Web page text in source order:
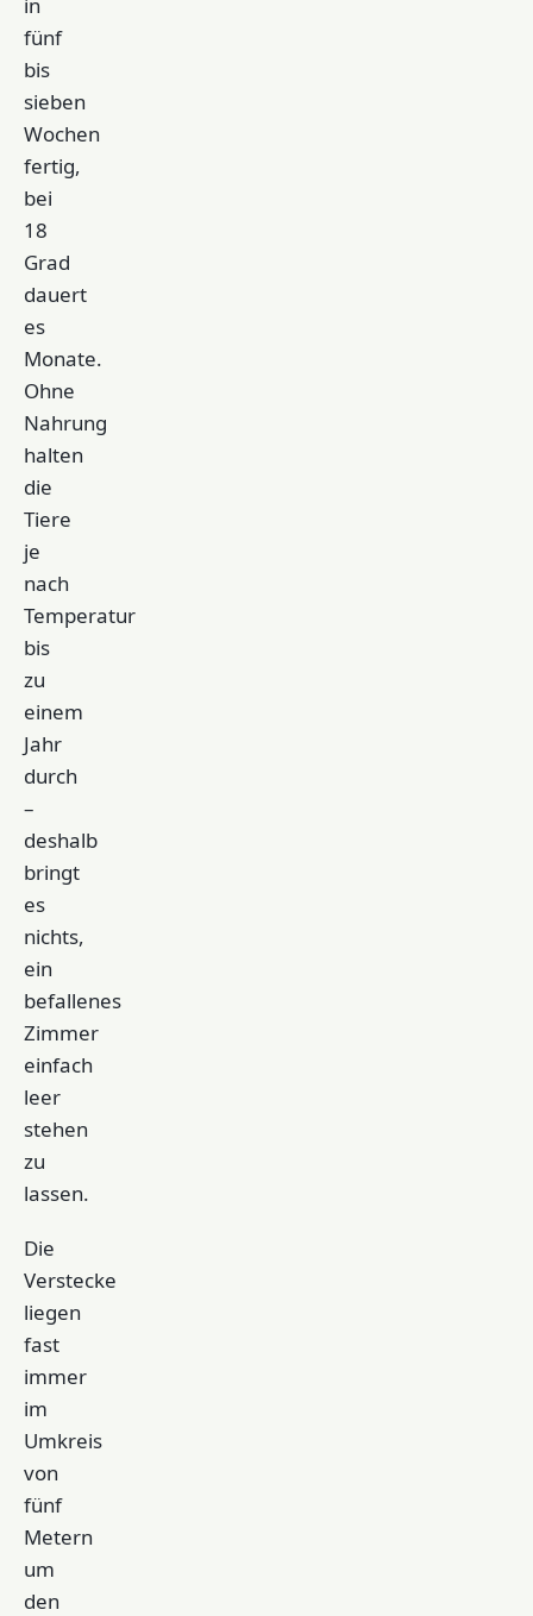
in
fünf
bis
sieben
Wochen
fertig,
bei
18
Grad
dauert
es
Monate.
Ohne
Nahrung
halten
die
Tiere
je
nach
Temperatur
bis
zu
einem
Jahr
durch
–
deshalb
bringt
es
nichts,
ein
befallenes
Zimmer
einfach
leer
stehen
zu
lassen.
Die
Verstecke
liegen
fast
immer
im
Umkreis
von
fünf
Metern
um
den